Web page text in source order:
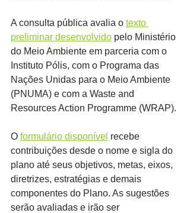
A consulta pública avalia o texto
preliminar desenvolvido pelo Ministério
do Meio Ambiente em parceria com o
Instituto Pólis, com o Programa das
Nações Unidas para o Meio Ambiente
(PNUMA) e com a Waste and
Resources Action Programme (WRAP).
O formulário disponível recebe
contribuições desde o nome e sigla do
plano até seus objetivos, metas, eixos,
diretrizes, estratégias e demais
componentes do Plano. As sugestões
serão avaliadas e irão ser